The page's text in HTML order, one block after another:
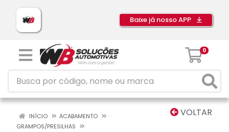
Baixe já nosso APP
0
VOLTAR
INÍCIO
ACABAMENTO
GRAMPOS/PRESILHAS